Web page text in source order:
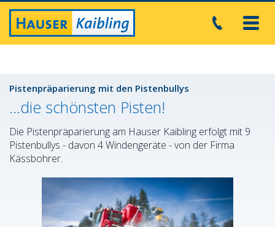
Pistenpräparierung mit den Pistenbullys
...die schönsten Pisten!
Die Pistenpräparierung am Hauser Kaibling erfolgt mit 9
Pistenbullys - davon 4 Windengeräte - von der Firma
Kässbohrer.